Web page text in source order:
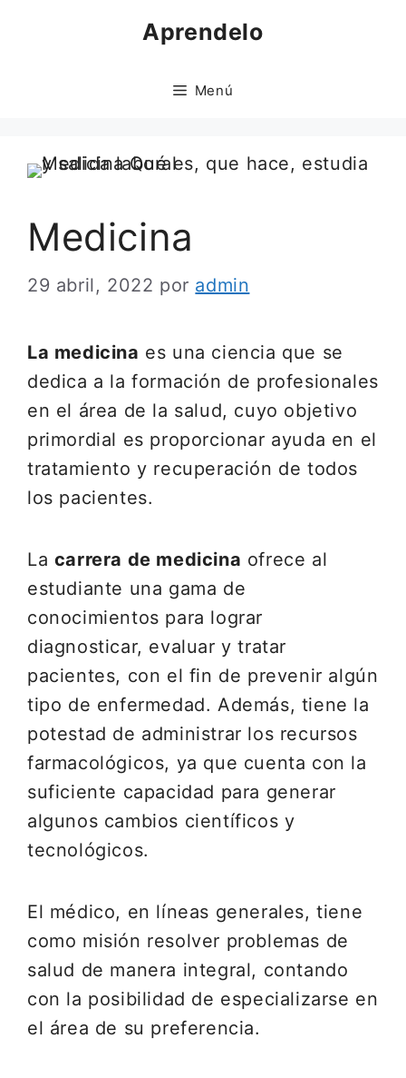
Aprendelo
Menú
Medicina
29 abril, 2022 por admin
La medicina es una ciencia que se
dedica a la formación de profesionales
en el área de la salud, cuyo objetivo
primordial es proporcionar ayuda en el
tratamiento y recuperación de todos
los pacientes.
La carrera de medicina ofrece al
estudiante una gama de
conocimientos para lograr
diagnosticar, evaluar y tratar
pacientes, con el fin de prevenir algún
tipo de enfermedad. Además, tiene la
potestad de administrar los recursos
farmacológicos, ya que cuenta con la
suficiente capacidad para generar
algunos cambios científicos y
tecnológicos.
El médico, en líneas generales, tiene
como misión resolver problemas de
salud de manera integral, contando
con la posibilidad de especializarse en
el área de su preferencia.